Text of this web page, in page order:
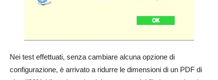
Nei test effettuati, senza cambiare alcuna opzione di
configurazione, è arrivato a ridurre le dimensioni di un PDF di